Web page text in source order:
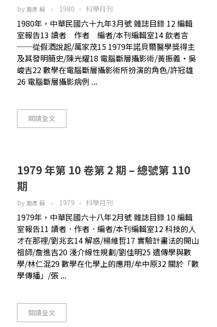
by 裔彥 蘇 1980 科學月刊
1980年，中華民國六十九年3月號 雜誌目錄 12 編輯
室報告13 讀者 作者 編者/本刊編輯室14 飲者言
──從假酒說起/萬家茂15 1979年諾貝爾醫學獎得主
及其發明簡史/陳光耀18 電腦斷層攝影術/黃振義‧吳
峻吉22 數學在電腦斷層攝影術所扮演的角色/許冠雄
26 電腦斷層攝影病例 ...
閱讀全文
1979 年第 10 卷第 2 期 – 總號第 110
期
by 裔彥 蘇 1979 科學月刊
1979年，中華民國六十八年2月號 雜誌目錄 10 編輯
室報告11 讀者．作者．編者/本刊編輯室12 科技的人
才在那裡/劉兆玄14 解惑/楊維哲17 實驗計畫法的開山
祖師/詹進吉20 淺介線性規劃/劉佳明25 遺傳學與數
學/林仁混29 數學在化學上的應用/牟中原32 關於「數
學傳播」/張 ...
閱讀全文